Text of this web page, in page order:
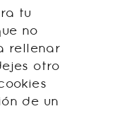
tu
no
rellenar
otro
de un